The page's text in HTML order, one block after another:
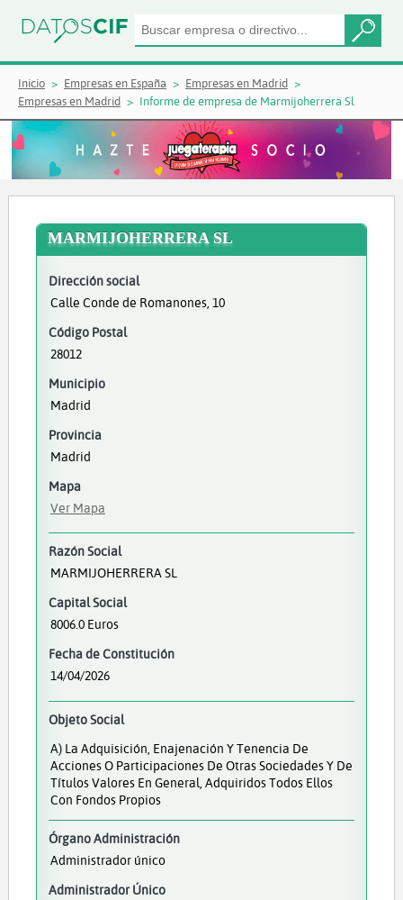
Inicio Empresas en España
Empresas en Madrid
Empresas en Madrid
Informe de empresa de Marmijoherrera Sl
MARMIJOHERRERA SL
Dirección social
Calle Conde de Romanones, 10
Código Postal
28012
Municipio
Madrid
Provincia
Madrid
Mapa
Ver Mapa
Razón Social
MARMIJOHERRERA SL
Capital Social
8006.0 Euros
Fecha de Constitución
14/04/2026
Objeto Social
A) La Adquisición, Enajenación Y Tenencia De
Acciones O Participaciones De Otras Sociedades Y De
Títulos Valores En General, Adquiridos Todos Ellos
Con Fondos Propios
Órgano Administración
Administrador único
Administrador Único